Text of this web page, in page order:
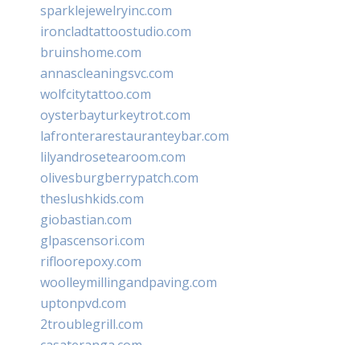
sparklejewelryinc.com
ironcladtattoostudio.com
bruinshome.com
annascleaningsvc.com
wolfcitytattoo.com
oysterbayturkeytrot.com
lafronterarestauranteybar.com
lilyandrosetearoom.com
olivesburgberrypatch.com
theslushkids.com
giobastian.com
glpascensori.com
rifloorepoxy.com
woolleymillingandpaving.com
uptonpvd.com
2troublegrill.com